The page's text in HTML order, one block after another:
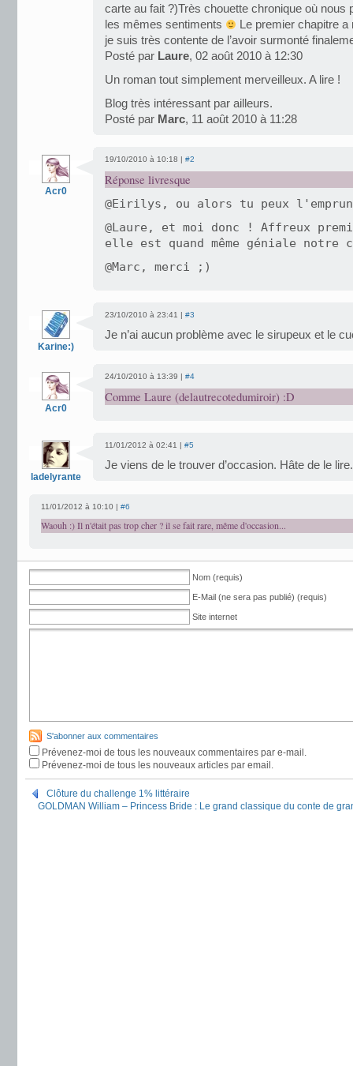
carte au fait ?)Très chouette chronique où nous
les mêmes sentiments
Le premier chapitre
je suis très contente de l’avoir surmonté
Posté par Laure, 02 août 2010 à 12:30
Un roman tout simplement merveilleux. A lire !
Blog très intéressant par ailleurs.
Posté par Marc, 11 août 2010 à 11:28
Acr0
19/10/2010 à 10:18 | #2
Réponse livresque
@Eirilys, ou alors tu peux
@Laure, et moi donc ! Affreux
elle est quand même géniale notre
@Marc, merci ;)
Karine:)
23/10/2010 à 23:41 | #3
Je n’ai aucun problème avec le sirupeux et le
Acr0
24/10/2010 à 13:39 | #4
Comme Laure (delautrecotedumiroir) :D
ladelyrante
11/01/2012 à 02:41 | #5
Je viens de le trouver d’occasion. Hâte de le lire.
11/01/2012 à 10:10 | #6
Waouh :) Il n'était pas trop cher ? il se fait rare, même d'occasion...
Nom (requis)
E-Mail (ne sera pas publié) (requis)
Site internet
S'abonner aux commentaires
Prévenez-moi de tous les nouveaux commentaires par e-mail.
Prévenez-moi de tous les nouveaux articles par email.
Clôture du challenge 1% littéraire
GOLDMAN William – Princess Bride : Le grand classique du conte de